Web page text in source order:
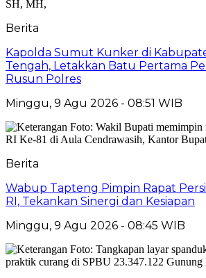
Berita
Kapolda Sumut Kunker di
Tengah, Letakkan Batu Pertama
Rusun Polres
Minggu, 9 Agu 2026 - 08:51 WIB
Berita
Wabup Tapteng Pimpin Rapat
RI, Tekankan Sinergi dan Kesiapan
Minggu, 9 Agu 2026 - 08:45 WIB